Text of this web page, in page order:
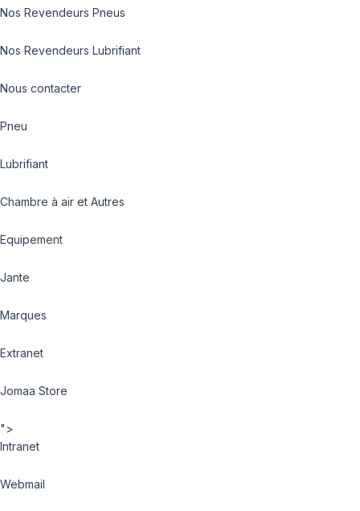
Nos Revendeurs Pneus
Nos Revendeurs Lubrifiant
Nous contacter
Pneu
Lubrifiant
Chambre à air et Autres
Equipement
Jante
Marques
Extranet
Jomaa Store
">
Intranet
Webmail